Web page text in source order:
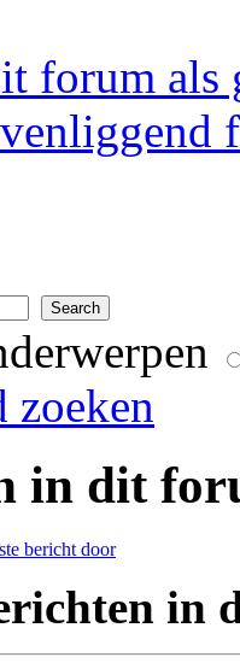
forum als
zoeken
in dit
bericht door
in